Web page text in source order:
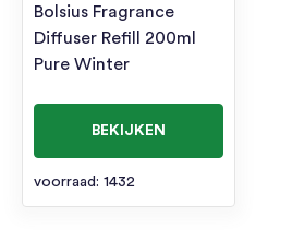
Bolsius Fragrance
Diffuser Refill 200ml
Pure Winter
BEKIJKEN
voorraad: 1432